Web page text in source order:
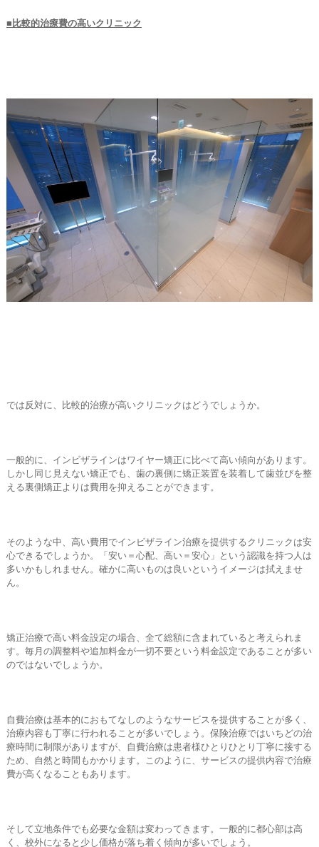
■比較的治療費の高いクリニック
では反対に、比較的治療が高いクリニックはどうでしょうか。
一般的に、インビザラインはワイヤー矯正に比べて高い傾向があります。
しかし同じ見えない矯正でも、歯の裏側に矯正装置を装着して歯並びを整
える裏側矯正よりは費用を抑えることができます。
そのような中、高い費用でインビザライン治療を提供するクリニックは安
心できるでしょうか。「安い＝心配、高い＝安心」という認識を持つ人は
多いかもしれません。確かに高いものは良いというイメージは拭えませ
ん。
矯正治療で高い料金設定の場合、全て総額に含まれていると考えられま
す。毎月の調整料や追加料金が一切不要という料金設定であることが多い
のではないでしょうか。
自費治療は基本的におもてなしのようなサービスを提供することが多く、
治療内容も丁寧に行われることが多いでしょう。保険治療ではいちどの治
療時間に制限がありますが、自費治療は患者様ひとりひとり丁寧に接する
ため、自然と時間もかかります。このように、サービスの提供内容で治療
費が高くなることもあります。
そして立地条件でも必要な金額は変わってきます。一般的に都心部は高
く、校外になると少し価格が落ち着く傾向が多いでしょう。